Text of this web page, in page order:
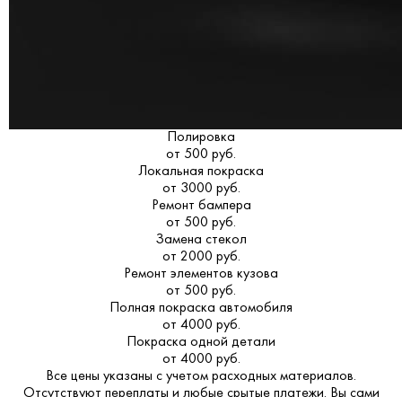
Полировка
от 500 руб.
Локальная покраска
от 3000 руб.
Ремонт бампера
от 500 руб.
Замена стекол
от 2000 руб.
Ремонт элементов кузова
от 500 руб.
Полная покраска автомобиля
от 4000 руб.
Покраска одной детали
от 4000 руб.
Все цены указаны с учетом расходных материалов.
Отсутствуют переплаты и любые срытые платежи. Вы сами